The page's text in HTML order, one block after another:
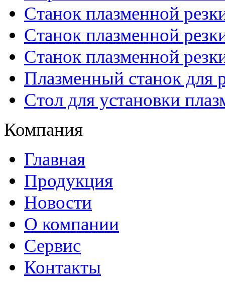
Станок плазменной
Станок плазменной
Станок плазменной
Плазменный станок для
Стол для установки
Компания
Главная
Продукция
Новости
О компании
Сервис
Контакты